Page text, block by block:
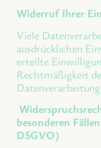
Widerruf Ihrer
Viele
ausdrücklichen
erteilte
Rechtmäßigkeit
besonderen
DSGVO)